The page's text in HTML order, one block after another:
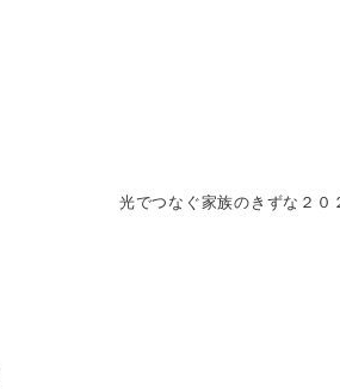
光でつなぐ家族のきずな２